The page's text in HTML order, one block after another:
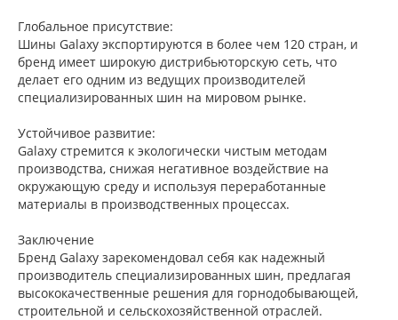
Глобальное присутствие:
Шины Galaxy экспортируются в более чем 120 стран, и
бренд имеет широкую дистрибьюторскую сеть, что
делает его одним из ведущих производителей
специализированных шин на мировом рынке.
Устойчивое развитие:
Galaxy стремится к экологически чистым методам
производства, снижая негативное воздействие на
окружающую среду и используя переработанные
материалы в производственных процессах.
Заключение
Бренд Galaxy зарекомендовал себя как надежный
производитель специализированных шин, предлагая
высококачественные решения для горнодобывающей,
строительной и сельскохозяйственной отраслей.